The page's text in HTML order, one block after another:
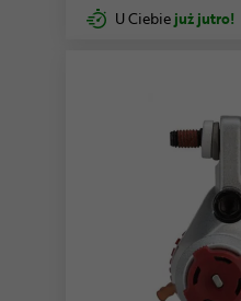
U Ciebie już jutro!